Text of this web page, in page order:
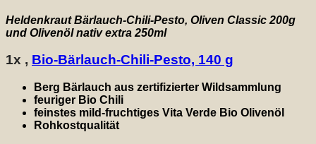
Heldenkraut Bärlauch-Chili-Pesto, Oliven Classic 200g
und Olivenöl nativ extra 250ml
1x , Bio-Bärlauch-Chili-Pesto, 140 g
Berg Bärlauch aus zertifizierter Wildsammlung
feuriger Bio Chili
feinstes mild-fruchtiges Vita Verde Bio Olivenöl
Rohkostqualität